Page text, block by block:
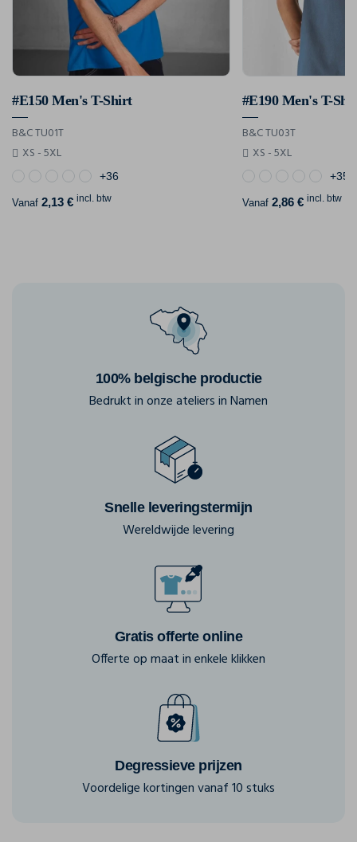
#E150 Men's T-Shirt
B&C TU01T
XS - 5XL
+36
Vanaf 2,13 € incl. btw
#E190 Men's T-
B&C TU03T
XS - 5XL
+35
Vanaf 2,86 € incl. btw
100% belgische productie
Bedrukt in onze ateliers in Namen
Snelle leveringstermijn
Wereldwijde levering
Gratis offerte online
Offerte op maat in enkele klikken
Degressieve prijzen
Voordelige kortingen vanaf 10 stuks